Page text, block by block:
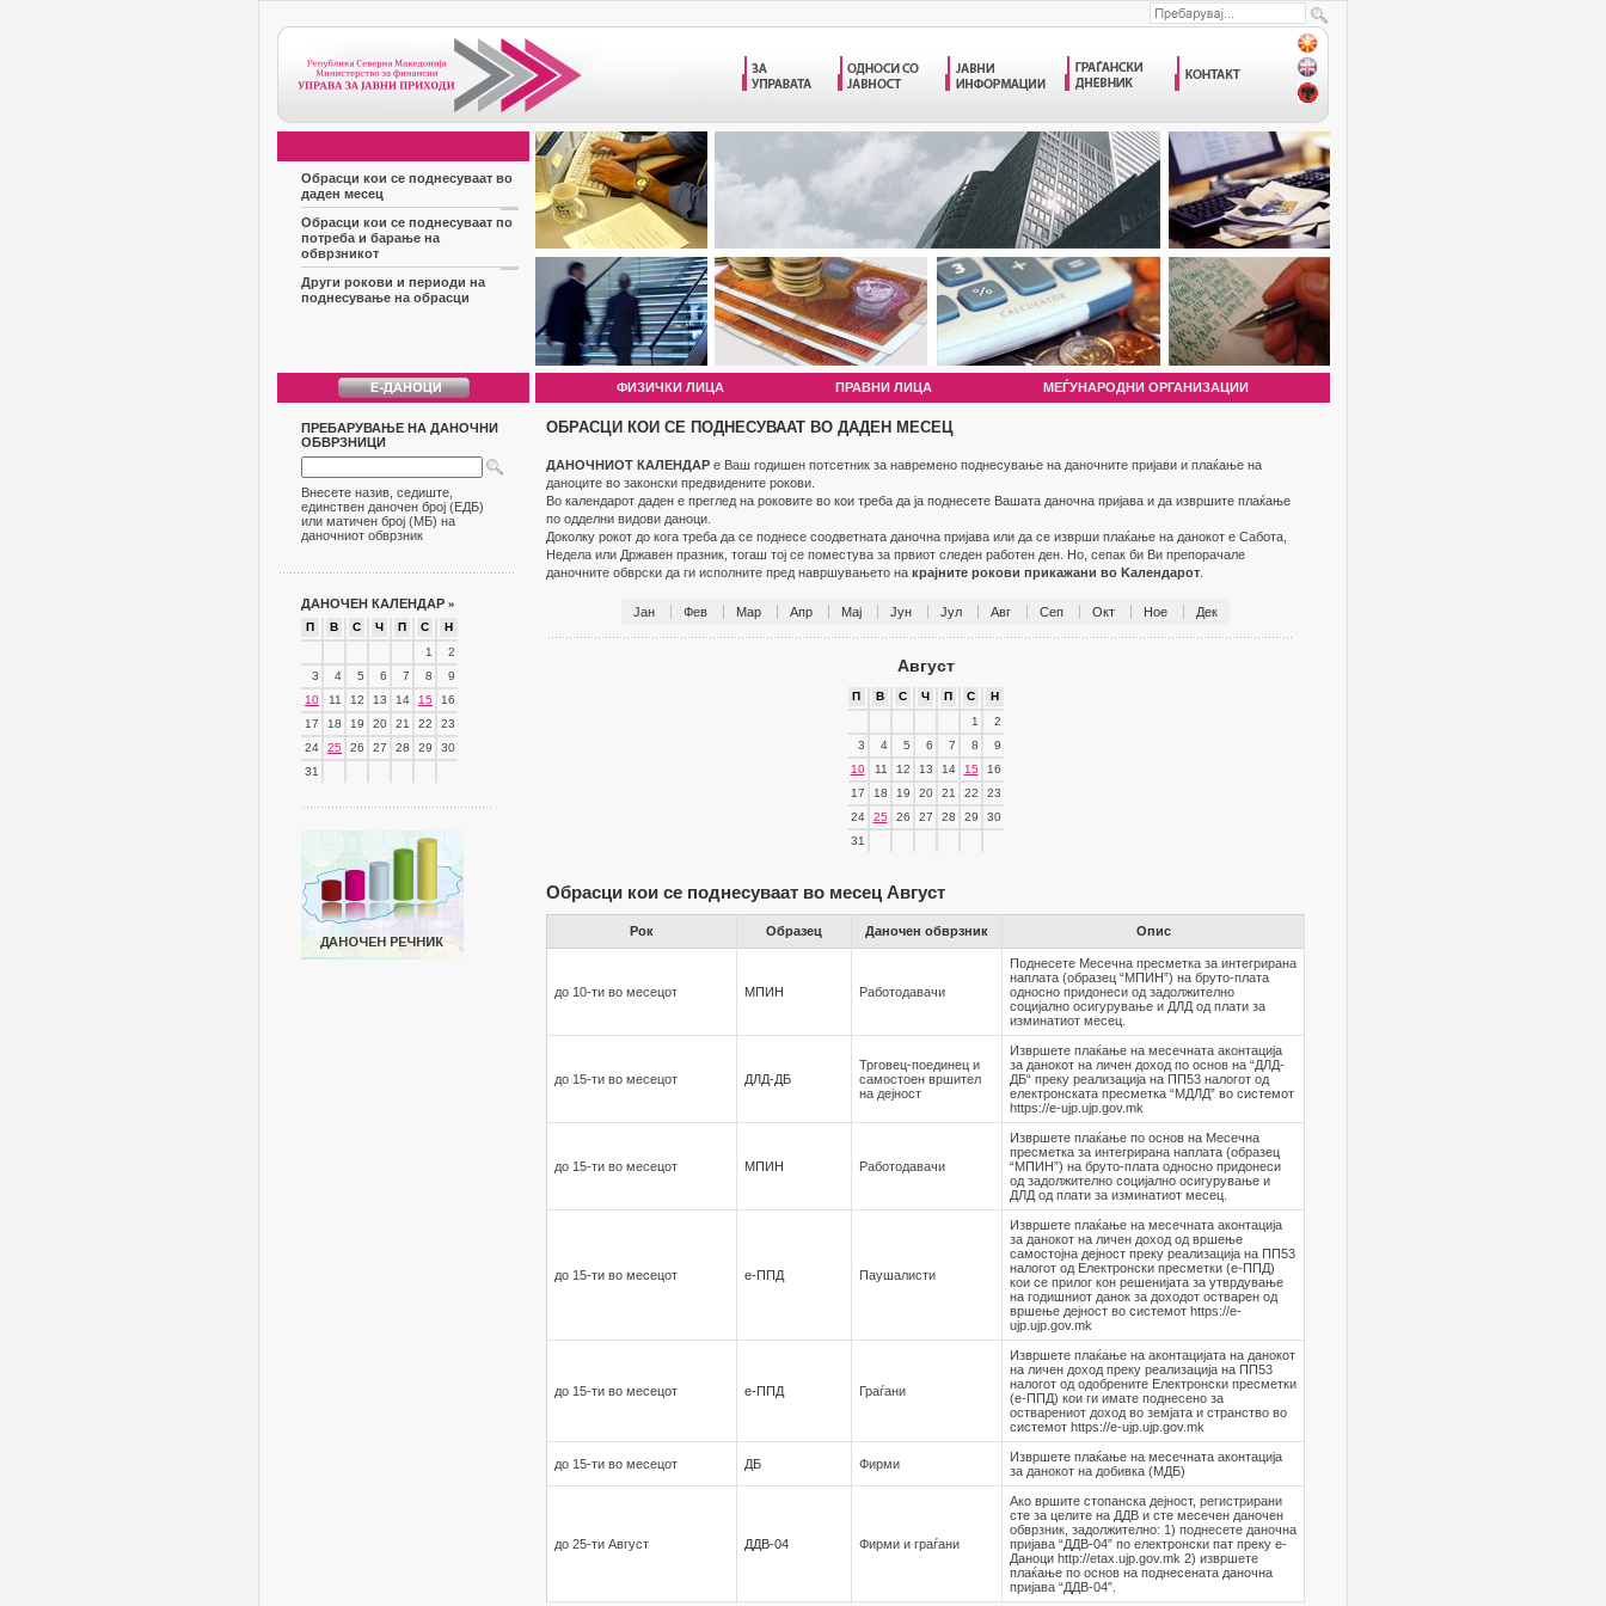
Обрасци кои се поднесуваат во
даден месец
Обрасци кои се поднесуваат по
потреба и барање на
обврзникот
Други рокови и периоди на
поднесување на обрасци
ФИЗИЧКИ ЛИЦА ПРАВНИ ЛИЦА МЕЃУНАРОДНИ ОРГАНИЗАЦИИ
ПРЕБАРУВАЊЕ НА ДАНОЧНИ
ОБВРЗНИЦИ
Внесете назив, седиште,
единствен даночен број (ЕДБ)
или матичен број (МБ) на
даночниот обврзник
ДАНОЧЕН КАЛЕНДАР »
П В С Ч П С
Н
1
2
3
4 5 6 7 8
9
10
11 12 13 14 15
16
17
18 19 20 21 22
23
24
25 26 27 28 29
30
31
ОБРАСЦИ КОИ СЕ ПОДНЕСУВААТ ВО ДАДЕН МЕСЕЦ
ДАНОЧНИОТ КАЛЕНДАР е Ваш годишен потсетник за навремено поднесување на даночните пријави и плаќање на
даноците во законски предвидените рокови.
Во календарот даден е преглед на роковите во кои треба да ја поднесете Вашата даночна пријава и да извршите плаќање
по одделни видови даноци.
Доколку рокот до кога треба да се поднесе соодветната даночна пријава или да се изврши плаќање на данокот е Сабота,
Недела или Државен празник, тогаш тој се поместува за првиот следен работен ден. Но, сепак би Ви препорачале
даночните обврски да ги исполните пред навршувањето на крајните рокови прикажани во Kалендарот
Јан Фев Мар Апр Мај Јун Јул Авг Сеп Окт Ное Дек
Август
П В С Ч П С
Н
1
2
3
4 5 6 7 8
9
10
11 12 13 14 15
16
17
18 19 20 21 22
23
24
25 26 27 28 29
30
31
Обрасци кои се поднесуваат во месец Август
Рок Образец Даночен обврзник Опис
до 10-ти во месецот МПИН Работодавaчи
Поднесете Месечна пресметка за интегрирана
наплата (образец “МПИН”) на бруто-плата
односно придонеси од задолжително
социјално осигурување и ДЛД од плати за
изминатиот месец.
до 15-ти во месецот ДЛД-ДБ
Трговец-поединец и
самостоен вршител
на дејност
Извршете плаќање на месечната аконтација
за данокот на личен доход по основ на “ДЛД-
ДБ“ преку реализација на ПП53 налогот од
електронската пресметка “МДЛД” во системот
https://e-ujp.ujp.gov.mk
до 15-ти во месецот МПИН Работодавaчи
Извршете плаќање по основ на Месечна
пресметка за интегрирана наплата (образец
“МПИН”) на бруто-плата односно придонеси
од задолжително социјално осигурување и
ДЛД од плати за изминатиот месец.
до 15-ти во месецот е-ППД Паушалисти
Извршете плаќање на месечната аконтација
за данокот на личен доход од вршење
самостојна дејност преку реализација на ПП53
налогот од Електронски пресметки (е-ППД)
кои се прилог кон решенијата за утврдување
на годишниот данок за доходот остварен од
вршење дејност во системот https://e-
ujp.ujp.gov.mk
до 15-ти во месецот е-ППД Граѓани
Извршете плаќање на аконтацијата на данокот
на личен доход преку реализација на ПП53
налогот од одобрените Електронски пресметки
(е-ППД) кои ги имате поднесено за
остварениот доход во земјата и странство во
системот https://e-ujp.ujp.gov.mk
до 15-ти во месецот ДБ Фирми
Извршете плаќање на месечната аконтација
за данокот на добивка (МДБ)
до 25-ти Август ДДВ-04 Фирми и граѓани
Ако вршите стопанска дејност, регистрирани
сте за целите на ДДВ и сте месечен даночен
обврзник, задолжително: 1) поднесете даночна
пријава “ДДВ-04” по електронски пат преку е-
Даноци http://etax.ujp.gov.mk 2) извршете
плаќање по основ на поднесената даночна
пријава “ДДВ-04”.